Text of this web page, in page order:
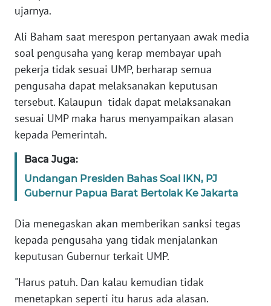
ujarnya.
Ali Baham saat merespon pertanyaan awak media
soal pengusaha yang kerap membayar upah
pekerja tidak sesuai UMP, berharap semua
pengusaha dapat melaksanakan keputusan
tersebut. Kalaupun tidak dapat melaksanakan
sesuai UMP maka harus menyampaikan alasan
kepada Pemerintah.
Baca Juga:
Undangan Presiden Bahas Soal IKN, PJ
Gubernur Papua Barat Bertolak Ke Jakarta
Dia menegaskan akan memberikan sanksi tegas
kepada pengusaha yang tidak menjalankan
keputusan Gubernur terkait UMP.
"Harus patuh. Dan kalau kemudian tidak
menetapkan seperti itu harus ada alasan.
PAPUA
PAPUA
BARAT
WN
RIAU
SERAMBI
WN
WN
SULTRA
WN
NTB